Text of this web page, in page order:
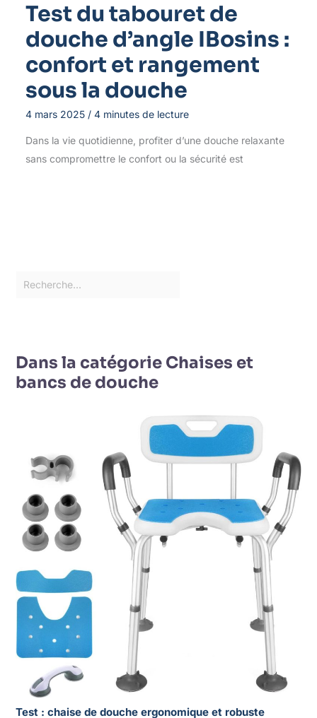
Test du tabouret de
douche d’angle IBosins :
confort et rangement
sous la douche
4 mars 2025 / 4 minutes de lecture
Dans la vie quotidienne, profiter d’une douche relaxante
sans compromettre le confort ou la sécurité est
Dans la catégorie Chaises et
bancs de douche
Test : chaise de douche ergonomique et robuste